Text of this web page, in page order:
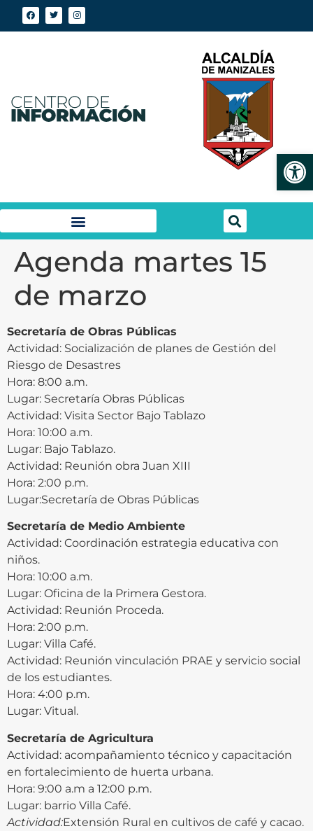
Agenda martes 15
de marzo
Secretaría de Obras Públicas
Actividad: Socialización de planes de Gestión del
Riesgo de Desastres
Hora: 8:00 a.m.
Lugar: Secretaría Obras Públicas
Actividad: Visita Sector Bajo Tablazo
Hora: 10:00 a.m.
Lugar: Bajo Tablazo.
Actividad: Reunión obra Juan XIII
Hora: 2:00 p.m.
Lugar:Secretaría de Obras Públicas
Secretaría de Medio Ambiente
Actividad: Coordinación estrategia educativa con
niños.
Hora: 10:00 a.m.
Lugar: Oficina de la Primera Gestora.
Actividad: Reunión Proceda.
Hora: 2:00 p.m.
Lugar: Villa Café.
Actividad: Reunión vinculación PRAE y servicio social
de los estudiantes.
Hora: 4:00 p.m.
Lugar: Vitual.
Secretaría de Agricultura
Actividad: acompañamiento técnico y capacitación
en fortalecimiento de huerta urbana.
Hora: 9:00 a.m a 12:00 p.m.
Lugar: barrio Villa Café.
Actividad:Extensión Rural en cultivos de café y cacao.